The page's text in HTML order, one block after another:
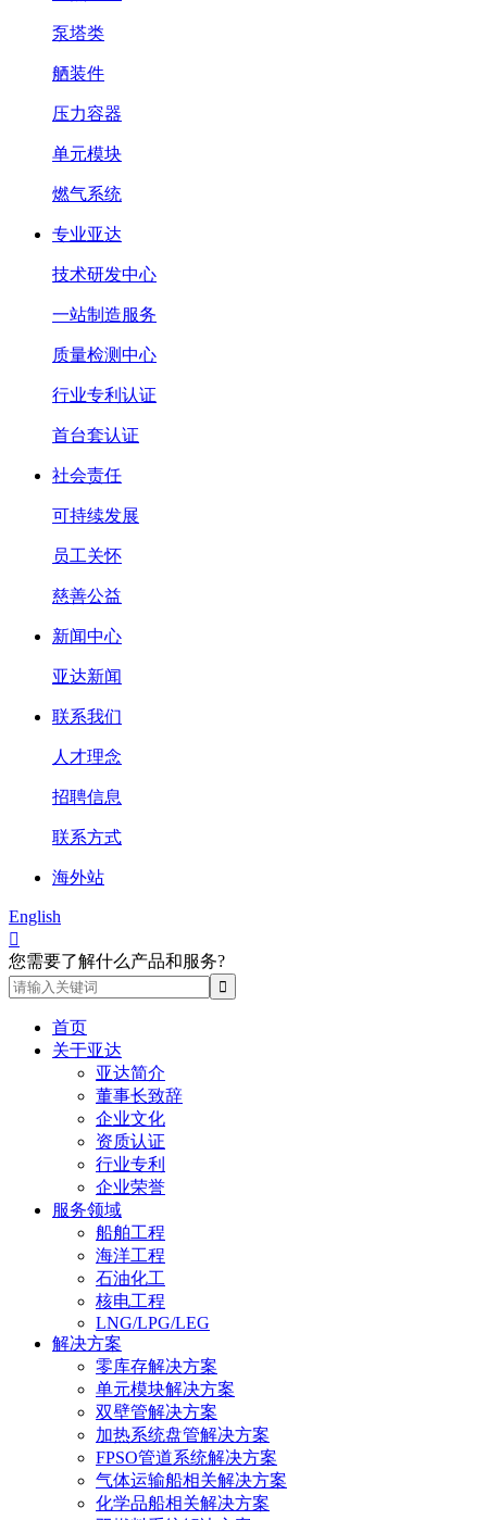
泵塔类
舾装件
压力容器
单元模块
燃气系统
专业亚达
技术研发中心
一站制造服务
质量检测中心
行业专利认证
首台套认证
社会责任
可持续发展
员工关怀
慈善公益
新闻中心
亚达新闻
联系我们
人才理念
招聘信息
联系方式
海外站
English

您需要了解什么产品和服务?
首页
关于亚达
亚达简介
董事长致辞
企业文化
资质认证
行业专利
企业荣誉
服务领域
船舶工程
海洋工程
石油化工
核电工程
LNG/LPG/LEG
解决方案
零库存解决方案
单元模块解决方案
双壁管解决方案
加热系统盘管解决方案
FPSO管道系统解决方案
气体运输船相关解决方案
化学品船相关解决方案